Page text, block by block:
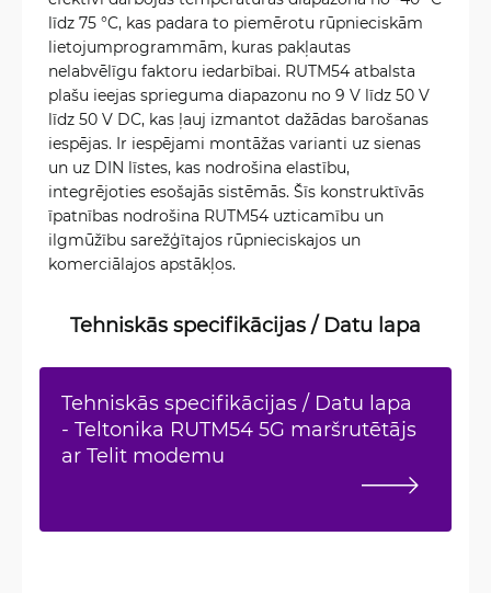
līdz 75 °C, kas padara to piemērotu rūpnieciskām
lietojumprogrammām, kuras pakļautas
nelabvēlīgu faktoru iedarbībai. RUTM54 atbalsta
plašu ieejas sprieguma diapazonu no 9 V līdz 50 V
līdz 50 V DC, kas ļauj izmantot dažādas barošanas
iespējas. Ir iespējami montāžas varianti uz sienas
un uz DIN līstes, kas nodrošina elastību,
integrējoties esošajās sistēmās. Šīs konstruktīvās
īpatnības nodrošina RUTM54 uzticamību un
ilgmūžību sarežģītajos rūpnieciskajos un
komerciālajos apstākļos.
Tehniskās specifikācijas / Datu lapa
Tehniskās specifikācijas / Datu lapa
- Teltonika RUTM54 5G maršrutētājs
ar Telit modemu